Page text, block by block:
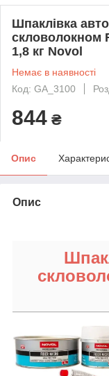
Шпаклівка
скловолокном
1,8 кг Novol
Немає в наявності
Код: GA_3100
844 ₴
Опис
Опис